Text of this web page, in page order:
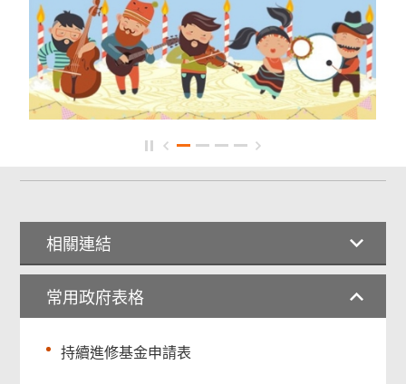
相關連結
常用政府表格
持續進修基金申請表